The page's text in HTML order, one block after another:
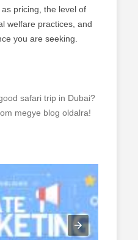
pricing, the level of
welfare practices, and
you are seeking.
safari trip in Dubai?
megye blog oldalra!